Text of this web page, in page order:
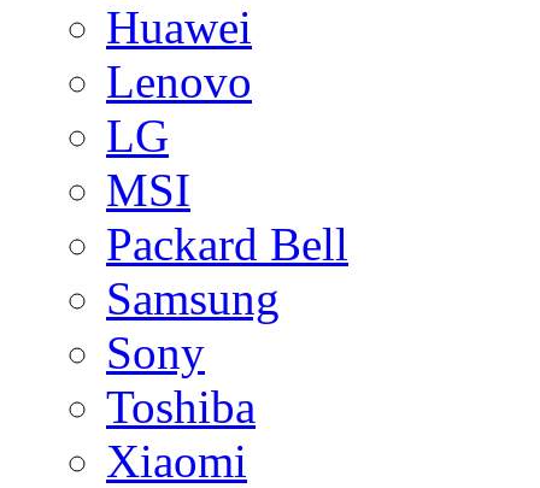
Huawei
Lenovo
LG
MSI
Packard Bell
Samsung
Sony
Toshiba
Xiaomi